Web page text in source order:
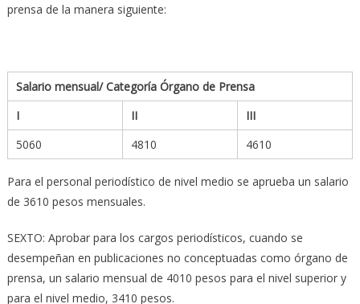
prensa de la manera siguiente:
Salario mensual/ Categoría Órgano de Prensa
I
II
III
5060
4810 4610
Para el personal periodístico de nivel medio se aprueba un salario
de 3610 pesos mensuales.
SEXTO: Aprobar para los cargos periodísticos, cuando se
desempeñan en publicaciones no conceptuadas como órgano de
prensa, un salario mensual de 4010 pesos para el nivel superior y
para el nivel medio, 3410 pesos.